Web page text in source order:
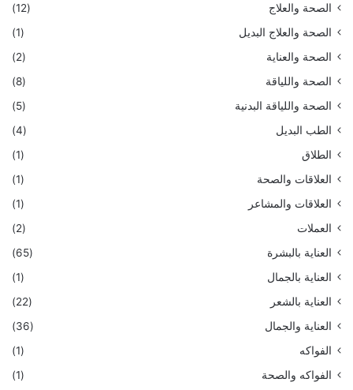
الصحة والعلاج
(12)
الصحة والعلاج البديل
(1)
الصحة والعناية
(2)
الصحة واللياقة
(8)
الصحة واللياقة البدنية
(5)
الطب البديل
(4)
الطلاق
(1)
العلاقات والصحة
(1)
العلاقات والمشاعر
(1)
العملات
(2)
العناية بالبشرة
(65)
العناية بالجمال
(1)
العناية بالشعر
(22)
العناية والجمال
(36)
الفواكه
(1)
الفواكه والصحة
(1)